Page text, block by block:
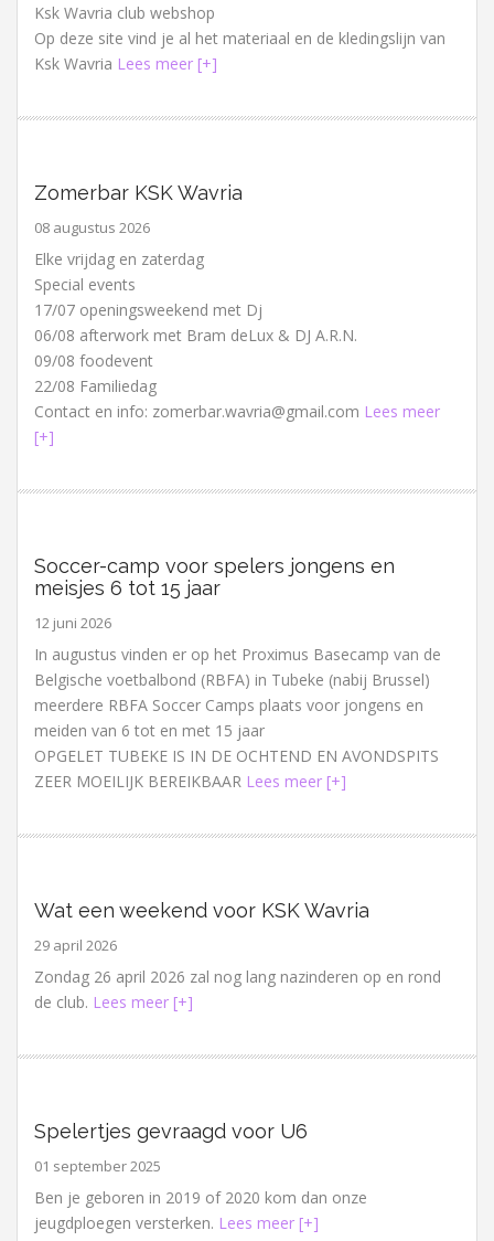
Ksk Wavria club webshop
Op deze site vind je al het materiaal en de kledingslijn van
Ksk Wavria Lees meer [+]
Zomerbar KSK Wavria
08 augustus 2026
Elke vrijdag en zaterdag
Special events
17/07 openingsweekend met Dj
06/08 afterwork met Bram deLux & DJ A.R.N.
09/08 foodevent
22/08 Familiedag
Contact en info: zomerbar.wavria@gmail.com Lees meer
[+]
Soccer-camp voor spelers jongens en
meisjes 6 tot 15 jaar
12 juni 2026
In augustus vinden er op het Proximus Basecamp van de
Belgische voetbalbond (RBFA) in Tubeke (nabij Brussel)
meerdere RBFA Soccer Camps plaats voor jongens en
meiden van 6 tot en met 15 jaar
OPGELET TUBEKE IS IN DE OCHTEND EN AVONDSPITS
ZEER MOEILIJK BEREIKBAAR Lees meer [+]
Wat een weekend voor KSK Wavria
29 april 2026
Zondag 26 april 2026 zal nog lang nazinderen op en rond
de club. Lees meer [+]
Spelertjes gevraagd voor U6
01 september 2025
Ben je geboren in 2019 of 2020 kom dan onze
jeugdploegen versterken. Lees meer [+]